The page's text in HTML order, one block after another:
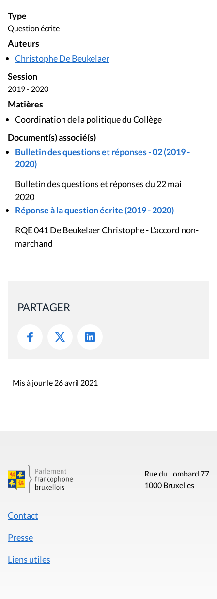
Type
Question écrite
Auteurs
Christophe De Beukelaer
Session
2019 - 2020
Matières
Coordination de la politique du Collège
Document(s) associé(s)
Bulletin des questions et réponses - 02 (2019 -
2020)
Bulletin des questions et réponses du 22 mai
2020
Réponse à la question écrite (2019 - 2020)
RQE 041 De Beukelaer Christophe - L'accord non-
marchand
PARTAGER
Mis à jour le 26 avril 2021
Rue du Lombard 77
1000 Bruxelles
Contact
Presse
Liens utiles